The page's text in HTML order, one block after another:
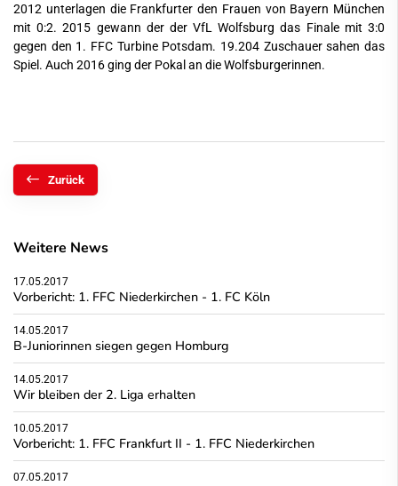
2012 unterlagen die Frankfurter den Frauen von Bayern München
mit 0:2. 2015 gewann der der VfL Wolfsburg das Finale mit 3:0
gegen den 1. FFC Turbine Potsdam. 19.204 Zuschauer sahen das
Spiel. Auch 2016 ging der Pokal an die Wolfsburgerinnen.
Zurück
Weitere News
17.05.2017
Vorbericht: 1. FFC Niederkirchen - 1. FC Köln
14.05.2017
B-Juniorinnen siegen gegen Homburg
14.05.2017
Wir bleiben der 2. Liga erhalten
10.05.2017
Vorbericht: 1. FFC Frankfurt II - 1. FFC Niederkirchen
07.05.2017